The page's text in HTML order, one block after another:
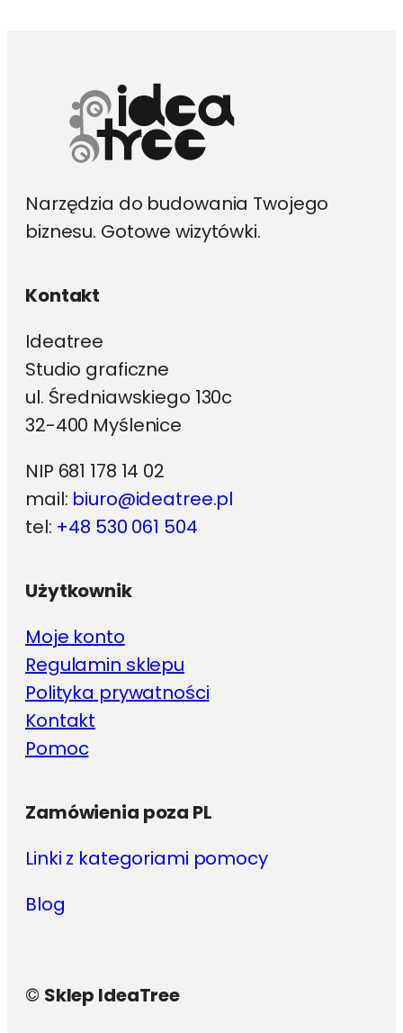
Narzędzia do budowania Twojego
biznesu. Gotowe wizytówki.
Kontakt
Ideatree
Studio graficzne
ul. Średniawskiego 130c
32-400 Myślenice
NIP 681 178 14 02
mail: biuro@ideatree.pl
tel: +48 530 061 504
Użytkownik
Moje konto
Regulamin sklepu
Polityka prywatności
Kontakt
Pomoc
Zamówienia poza PL
Linki z kategoriami pomocy
Blog
© Sklep IdeaTree